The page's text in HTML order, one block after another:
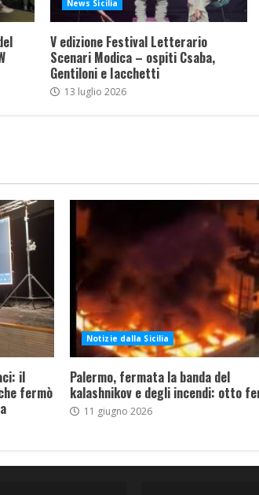
News Sicilia
V edizione Festival Letterario
Scenari Modica – ospiti Csaba,
Gentiloni e Iacchetti
13 luglio 2026
il
fermò
Notizie dalla Sicilia
Palermo, fermata la banda del
kalashnikov e degli incendi: otto
11 giugno 2026